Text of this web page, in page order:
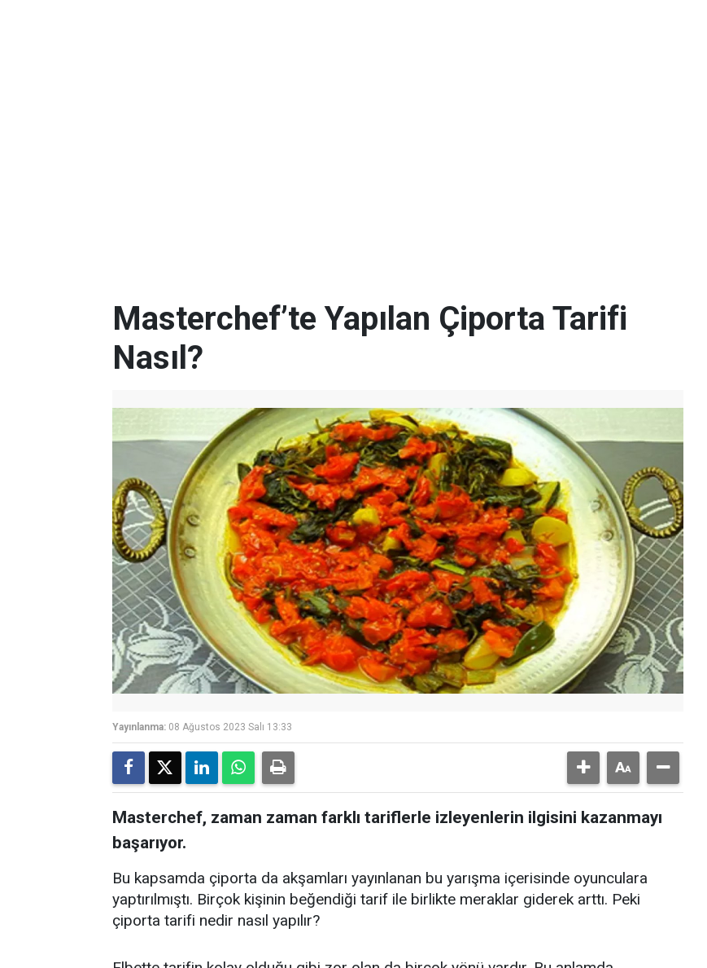
Masterchef’te Yapılan Çiporta Tarifi
Nasıl?
Yayınlanma: 08 Ağustos 2023 Salı 13:33
Masterchef, zaman zaman farklı tariflerle izleyenlerin ilgisini kazanmayı
başarıyor.
Bu kapsamda çiporta da akşamları yayınlanan bu yarışma içerisinde oyunculara
yaptırılmıştı. Birçok kişinin beğendiği tarif ile birlikte meraklar giderek arttı. Peki
çiporta tarifi nedir nasıl yapılır?